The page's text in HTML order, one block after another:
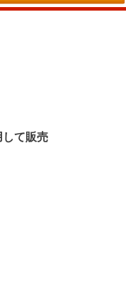
して販売